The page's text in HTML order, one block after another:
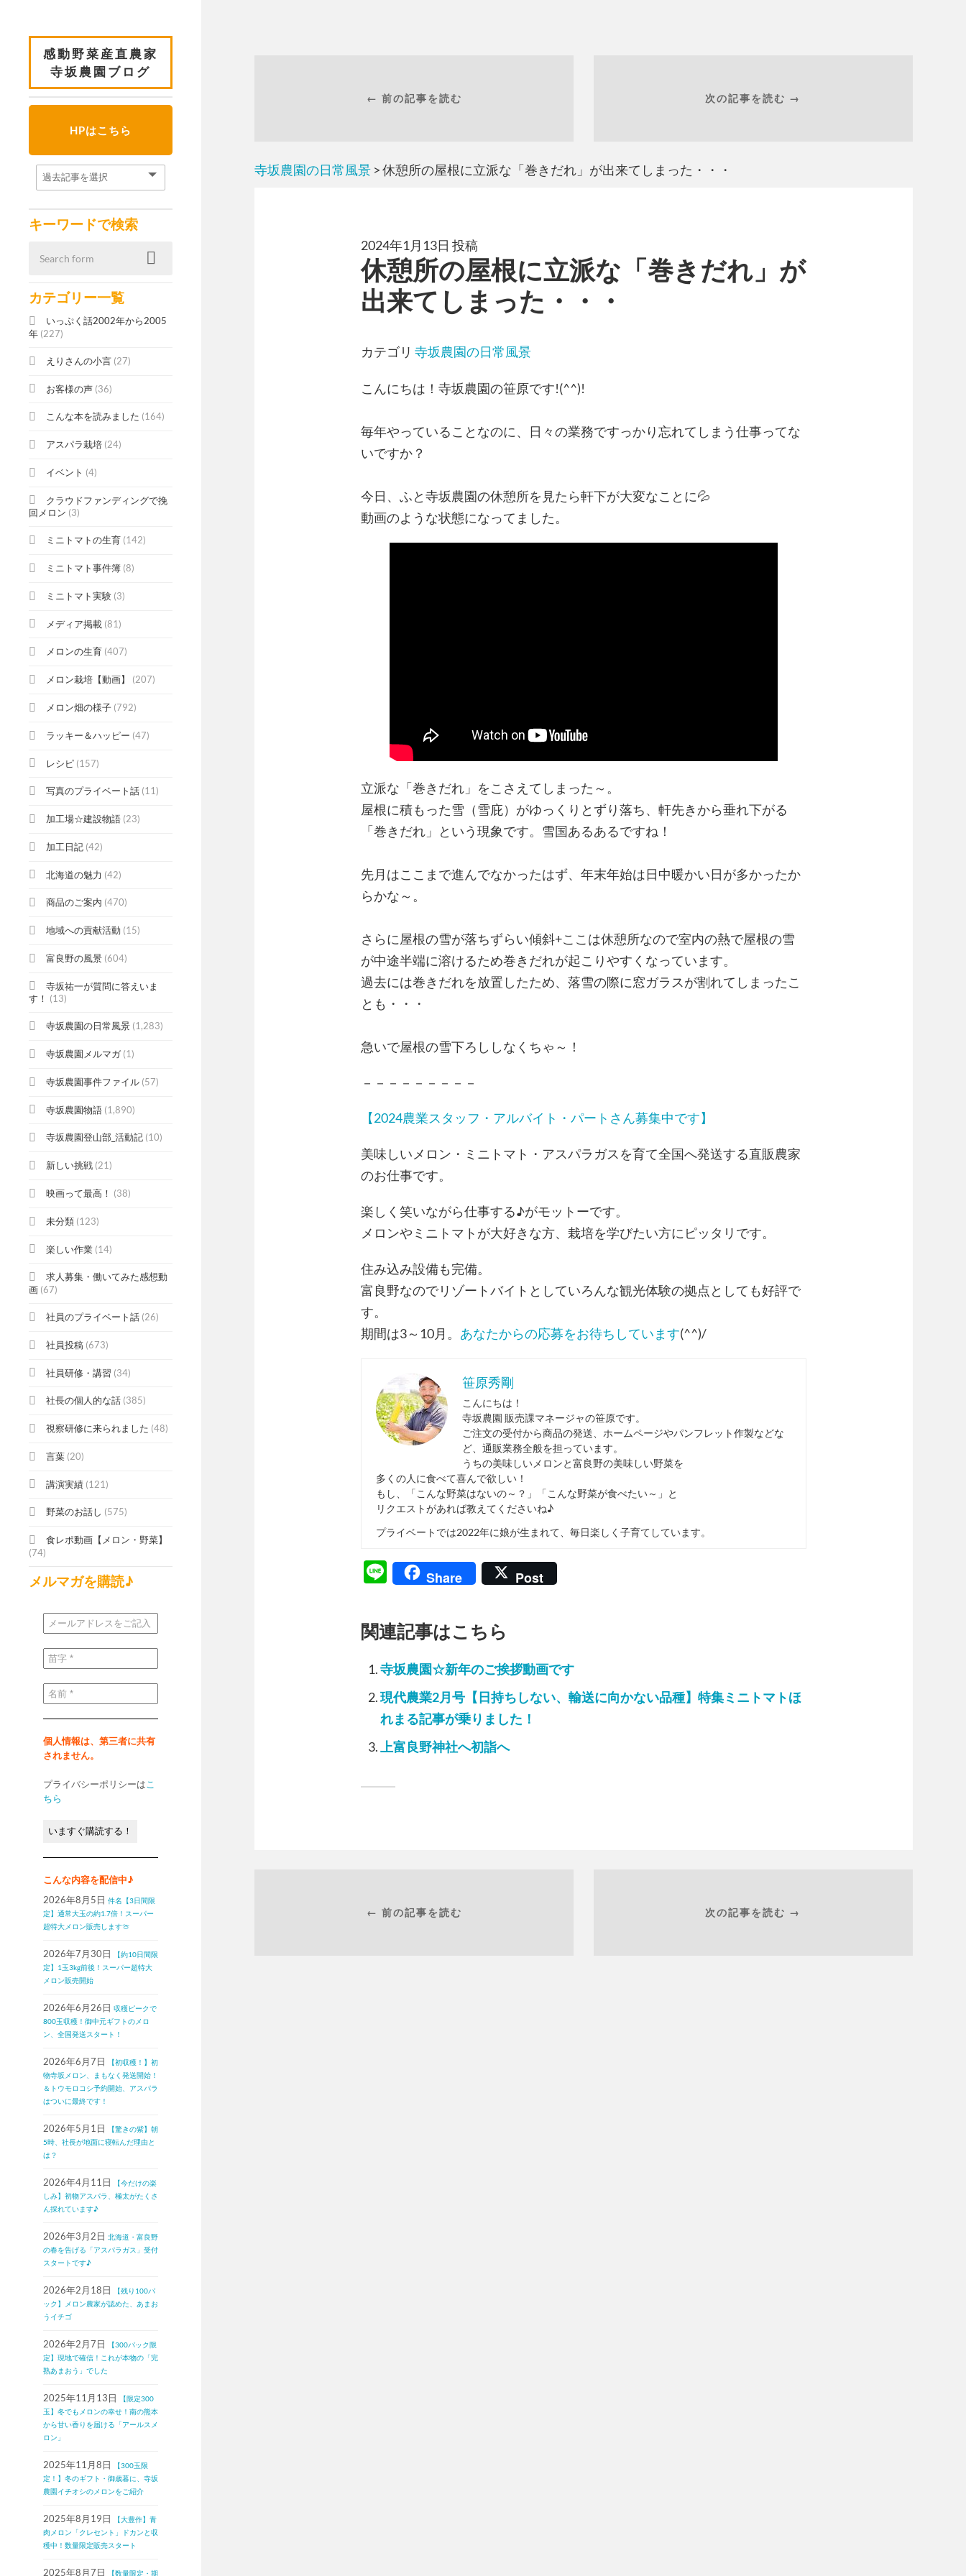
感動野菜産直農家
寺坂農園ブログ
HPはこちら
キーワードで検索
カテゴリー一覧
いっぷく話2002年から2005
年 (227)
えりさんの小言 (27)
お客様の声 (36)
こんな本を読みました (164)
アスパラ栽培 (24)
イベント (4)
クラウドファンディングで挽
回メロン (3)
ミニトマトの生育 (142)
ミニトマト事件簿 (8)
ミニトマト実験 (3)
メディア掲載 (81)
メロンの生育 (407)
メロン栽培【動画】 (207)
メロン畑の様子 (792)
ラッキー＆ハッピー (47)
レシピ (157)
写真のプライベート話 (11)
加工場☆建設物語 (23)
加工日記 (42)
北海道の魅力 (42)
商品のご案内 (470)
地域への貢献活動 (15)
富良野の風景 (604)
寺坂祐一が質問に答えいま
す！ (13)
寺坂農園の日常風景 (1,283)
寺坂農園メルマガ(1)
寺坂農園事件ファイル (57)
寺坂農園物語 (1,890)
寺坂農園登山部_活動記 (10)
新しい挑戦 (21)
映画って最高！ (38)
未分類 (123)
楽しい作業 (14)
求人募集・働いてみた感想動
画 (67)
社員のプライベート話 (26)
社員投稿 (673)
社員研修・講習 (34)
社長の個人的な話 (385)
視察研修に来られました (48)
言葉 (20)
講演実績 (121)
野菜のお話し (575)
食レポ動画【メロン・野菜】
(74)
メルマガを購読♪
メ
ー
ル
ド
レ
ス
ご
記
入
だ
い
*
苗
字
*
名
前
*
個人情報は、第三者に共有
されません。
プライバシーポリシーはこ
ちら
こんな内容を配信中♪
2026年8月5日 件名【3日間限
定】通常大玉の約1.7倍！スーパー
超特大メロン販売します🍈
2026年7月30日
【約10日間限
定】1玉3kg前後！スーパー超特大
メロン販売開始
2026年6月26日 収穫ピークで
800玉収穫！御中元ギフトのメロ
ン、全国発送スタート！
2026年6月7日
【初収穫！】初
物寺坂メロン、まもなく発送開始！
＆トウモロコシ予約開始、アスパラ
はついに最終です！
2026年5月1日
【驚きの紫】朝
5時、社長が地面に寝転んだ理由と
は？
2026年4月11日
【今だけの楽
しみ】初物アスパラ、極太がたくさ
ん採れています♪
2026年3月2日 北海道・富良野
の春を告げる「アスパラガス」受付
スタートです♪
2026年2月18日
【残り100パ
ック】メロン農家が認めた、あまお
うイチゴ
2026年2月7日
【300パック限
定】現地で確信！これが本物の「完
熟あまおう」でした
2025年11月13日
【限定300
玉】冬でもメロンの幸せ！南の熊本
から甘い香りを届ける「アールスメ
ロン」
2025年11月8日
【300玉限
定！】冬のギフト・御歳暮に、寺坂
農園イチオシのメロンをご紹介
2025年8月19日
【大豊作】青
肉メロン「クレセント」ドカンと収
穫中！数量限定販売スタート
2025年8月7日 【数量限定・期
← 前の記事を読む 次の記事を読む →
寺坂農園の日常風景 > 休憩所の屋根に立派な「巻きだれ」が出来てしまった・・・
2024年1月13日 投稿
休憩所の屋根に立派な「巻きだれ」が
出来てしまった・・・
カテゴリ 寺坂農園の日常風景
こんにちは！寺坂農園の笹原です!(^^)!
毎年やっていることなのに、日々の業務ですっかり忘れてしまう仕事ってな
いですか？
今日、ふと寺坂農園の休憩所を見たら軒下が大変なことに💦
動画のような状態になってました。
立派な「巻きだれ」をこさえてしまった～。
屋根に積もった雪（雪庇）がゆっくりとずり落ち、軒先きから垂れ下がる
「巻きだれ」という現象です。雪国あるあるですね！
先月はここまで進んでなかったはず、年末年始は日中暖かい日が多かったか
らかな～。
さらに屋根の雪が落ちずらい傾斜+ここは休憩所なので室内の熱で屋根の雪
が中途半端に溶けるため巻きだれが起こりやすくなっています。
過去には巻きだれを放置したため、落雪の際に窓ガラスが割れてしまったこ
とも・・・
急いで屋根の雪下ろししなくちゃ～！
－－－－－－－－－
【2024農業スタッフ・アルバイト・パートさん募集中です】
美味しいメロン・ミニトマト・アスパラガスを育て全国へ発送する直販農家
のお仕事です。
楽しく笑いながら仕事する♪がモットーです。
メロンやミニトマトが大好きな方、栽培を学びたい方にピッタリです。
住み込み設備も完備。
富良野なのでリゾートバイトとしていろんな観光体験の拠点としても好評で
す。
期間は3～10月。 あなたからの応募をお待ちしています(^^)/
笹原秀剛
こんにちは！
寺坂農園 販売課マネージャの笹原です。
ご注文の受付から商品の発送、ホームページやパンフレット作製などな
ど、通販業務全般を担っています。
うちの美味しいメロンと富良野の美味しい野菜を
多くの人に食べて喜んで欲しい！
もし、「こんな野菜はないの～？」「こんな野菜が食べたい～」と
リクエストがあれば教えてくださいね♪
プライベートでは2022年に娘が生まれて、毎日楽しく子育てしています。
LineShare Post
関連記事はこちら
寺坂農園☆新年のご挨拶動画です
現代農業2月号【日持ちしない、輸送に向かない品種】特集ミニトマトほ
れまる記事が乗りました！
上富良野神社へ初詣へ
← 前の記事を読む 次の記事を読む →